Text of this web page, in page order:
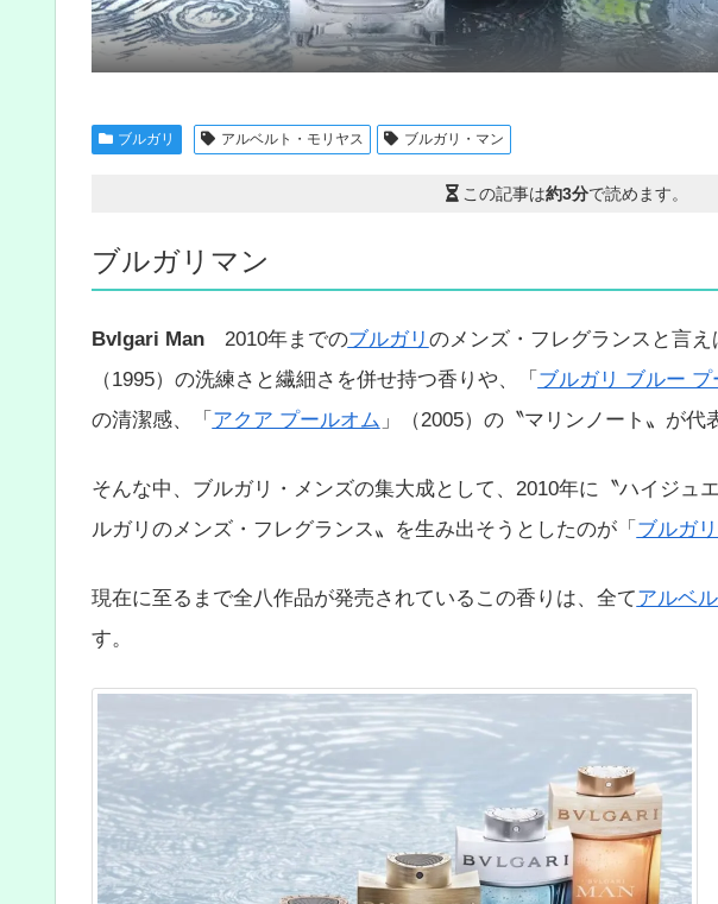
ブルガリ アルベルト・モリヤス ブルガリ・マン
この記事は約3分で読めます。
ブルガリマン
Bvlgari Man 2010年までのブルガリ のメンズ・フレグランスと言え
（1995）の洗練さと繊細さを併せ持つ香りや、「 ブルガリ ブルー プ
の清潔感、「 アクア プールオム 」（2005）の〝マリンノート〟が代
そんな中、ブルガリ・メンズの集大成として、2010年に〝ハイジュ
ルガリのメンズ・フレグランス〟を生み出そうとしたのが「 ブルガ
現在に至るまで全八作品が発売されているこの香りは、全てアルベ
す。